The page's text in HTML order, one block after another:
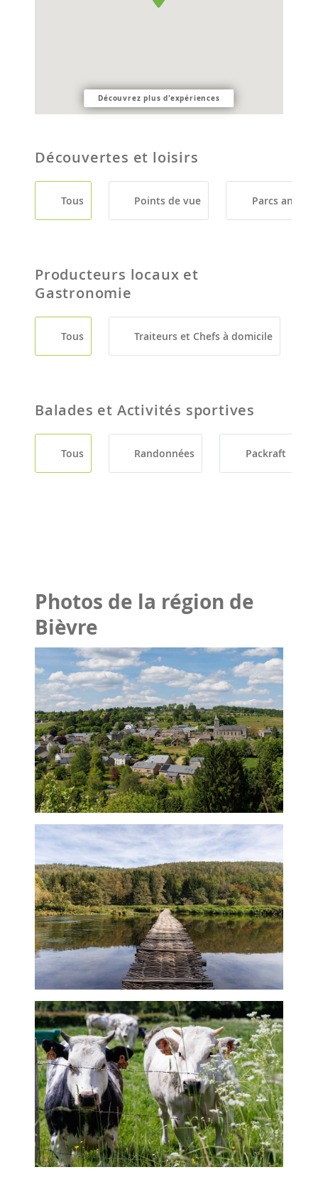
Découvrez plus d'expériences
Découvertes et loisirs
Tous Points de vue Parcs
Producteurs locaux et
Gastronomie
Tous Traiteurs et Chefs à domicile
Balades et Activités sportives
Tous Randonnées Packraft
Photos de la région de
Bièvre